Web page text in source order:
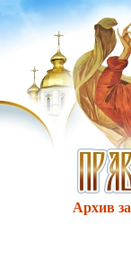
Архив